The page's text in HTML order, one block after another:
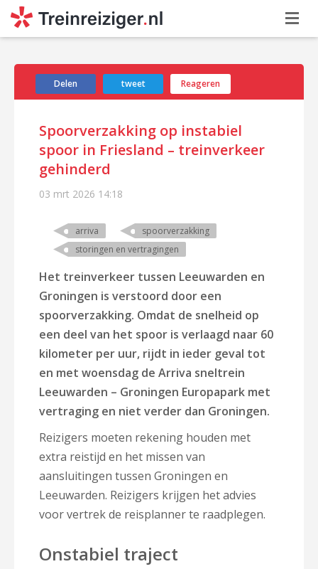
Delen tweet Reageren
Spoorverzakking op instabiel
spoor in Friesland – treinverkeer
gehinderd
03 mrt 2026 14:18
arriva
spoorverzakking
storingen en vertragingen
Het treinverkeer tussen Leeuwarden en
Groningen is verstoord door een
spoorverzakking. Omdat de snelheid op
een deel van het spoor is verlaagd naar 60
kilometer per uur, rijdt in ieder geval tot
en met woensdag de Arriva sneltrein
Leeuwarden – Groningen Europapark met
vertraging en niet verder dan Groningen.
Reizigers moeten rekening houden met
extra reistijd en het missen van
aansluitingen tussen Groningen en
Leeuwarden. Reizigers krijgen het advies
voor vertrek de reisplanner te raadplegen.
Onstabiel traject